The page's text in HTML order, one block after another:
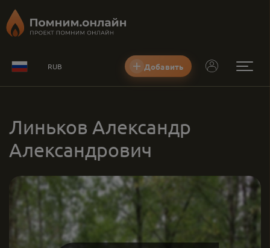
RUB Добавить
Линьков Александр
Александрович